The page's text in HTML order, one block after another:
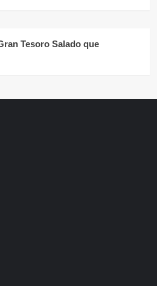
Tesoro Salado que